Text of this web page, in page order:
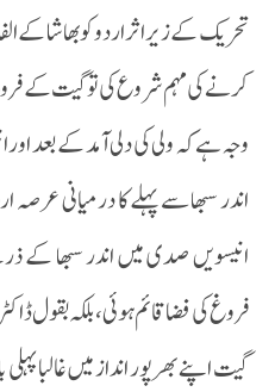
تحریک کے زیر اثر اردو کو بھاشا کے
کرنے کی مہم شروع کی تو گیت کے
وجہ ہے کہ ولی کی دلی آمد کے بعد
اندر سبھا سے پہلے کا درمیانی
انیسویں صدی میں اندر سبھا کے
فروغ کی فضا قائم ہوئی ،بلکہ بقول